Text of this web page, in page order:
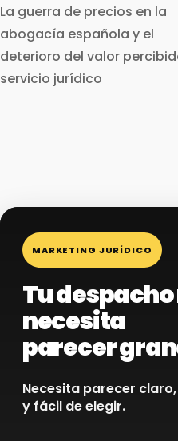
La guerra de precios en la
abogacía española y el
deterioro del valor
servicio jurídico
MARKETING JURÍDICO
Tu despacho
necesita
parecer
Necesita parecer
y fácil de elegir.